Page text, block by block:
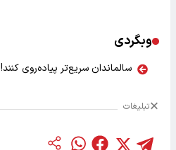
وبگردی
سالماندان سریع‌تر پیاده‌روی کنند!
تبلیغات